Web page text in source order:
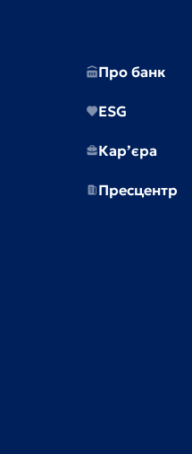
Про банк
ESG
Кар’єра
Пресцентр